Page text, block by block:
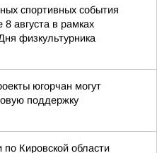
спортивных события
августа в рамках
физкультурника
югорчан могут
поддержку
Кировской области